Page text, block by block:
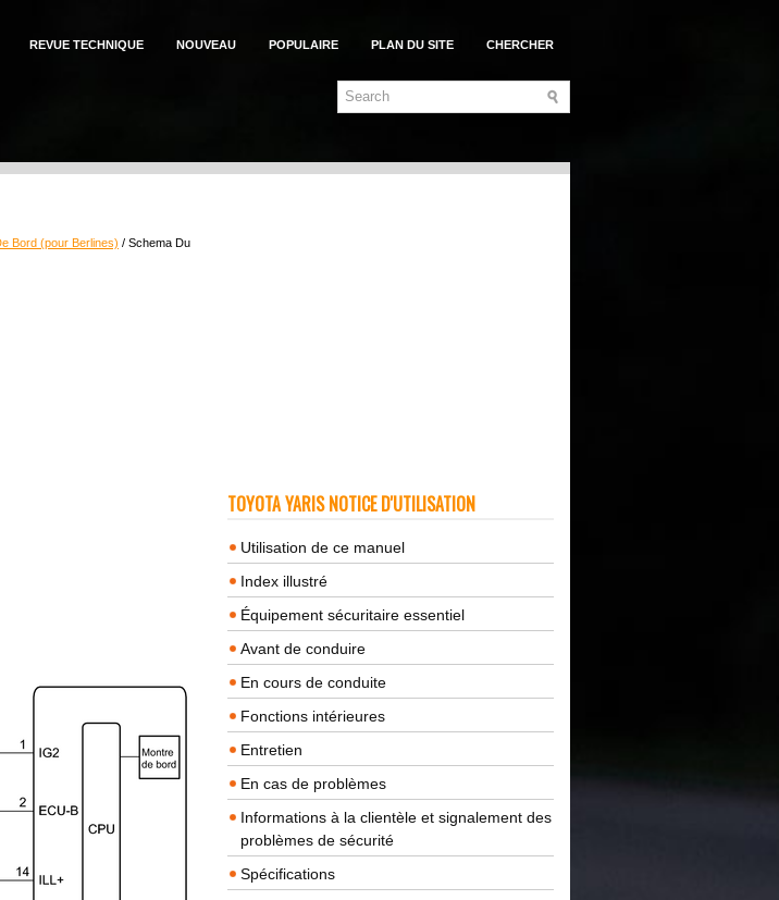
REVUE TECHNIQUE NOUVEAU POPULAIRE PLAN DU SITE CHERCHER
Bord (pour Berlines) / Schema Du
TOYOTA YARIS NOTICE D'UTILISATION
Utilisation de ce manuel
Index illustré
Équipement sécuritaire essentiel
Avant de conduire
En cours de conduite
Fonctions intérieures
Entretien
En cas de problèmes
Informations à la clientèle et signalement des
problèmes de sécurité
Spécifications